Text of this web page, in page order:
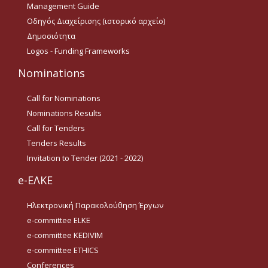
Οδηγίες για προμήθεια
ειδών/παροχή υπηρεσιών
με βάση τον Ν.4957/2022
Οδηγίες με βάση τον
News
Call for Nominations
Nominations Results
Call for Tenders
Management Guide
Οδηγός Διαχείρισης (ιστορικό αρχείο)
Δημοσιότητα
Logos - Funding Frameworks
Nominations
Call for Nominations
Nominations Results
Call for Tenders
Tenders Results
Invitation to Tender (2021 - 2022)
e-ΕΛΚΕ
Ηλεκτρονική Παρακολούθηση Έργων
e-committee ELKE
e-committee KEDIVIM
e-committee ETHICS
Conferences